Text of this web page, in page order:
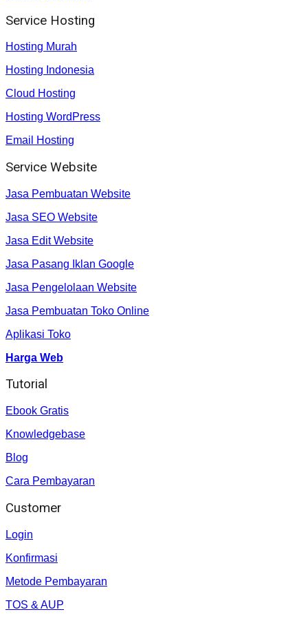
Service Hosting
Hosting Murah
Hosting Indonesia
Cloud Hosting
Hosting WordPress
Email Hosting
Service Website
Jasa Pembuatan Website
Jasa SEO Website
Jasa Edit Website
Jasa Pasang Iklan Google
Jasa Pengelolaan Website
Jasa Pembuatan Toko Online
Aplikasi Toko
Harga Web
Tutorial
Ebook Gratis
Knowledgebase
Blog
Cara Pembayaran
Customer
Login
Konfirmasi
Metode Pembayaran
TOS & AUP